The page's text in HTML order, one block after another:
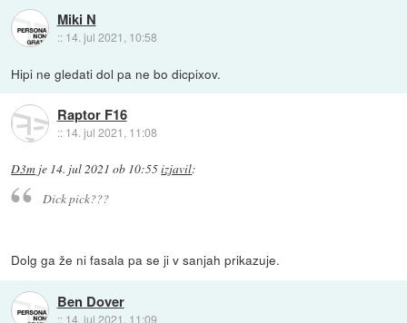
Miki N
:: 14. jul 2021, 10:58
Hipi ne gledati dol pa ne bo dicpixov.
Raptor F16
:: 14. jul 2021, 11:08
D3m je 14. jul 2021 ob 10:55izjavil:
Dick pick???
Dolg ga že ni fasala pa se ji v sanjah prikazuje.
Ben Dover
:: 14. jul 2021, 11:09